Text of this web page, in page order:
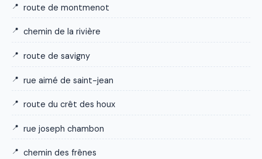
route de montmenot
chemin de la rivière
route de savigny
rue aimé de saint-jean
route du crêt des houx
rue joseph chambon
chemin des frênes